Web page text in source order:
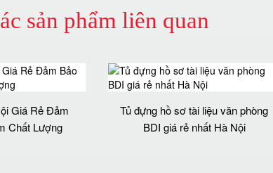
sản phẩm liên quan
Giá Rẻ Đảm
Chất Lượng‎
Tủ đựng hồ sơ tài liệu văn phòng
BDI giá rẻ nhất Hà Nội